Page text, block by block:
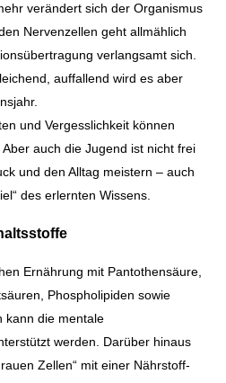
verändert sich der Organismus
Nervenzellen geht allmählich
verlangsamt sich.
auffallend wird es aber
und Vergesslichkeit können
auch die Jugend ist nicht frei
und den Alltag meistern – auch
des erlernten Wissens.
Ernährung mit Pantothensäure,
Phospholipiden sowie
kann die mentale
werden. Darüber hinaus
Zellen“ mit einer Nährstoff-